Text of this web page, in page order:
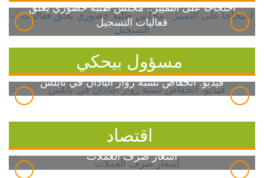
احتجاجاً على التمييز.. مجلس طلبة خضوري يعلق
فعاليات التسجيل
مسؤول بيحكي
فيديو: انخفاض نسبة زوار الباذان في نابلس
اقتصاد
أسعار صرف العملات